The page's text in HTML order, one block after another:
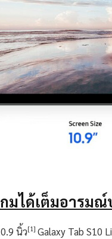
มได้เต็มอารม
นิ้ว[1] Galaxy Tab S10